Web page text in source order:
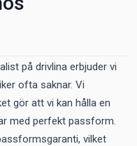
på drivlina erbjuder vi
ofta saknar. Vi
gör att vi kan hålla en
med perfekt passform.
vilket